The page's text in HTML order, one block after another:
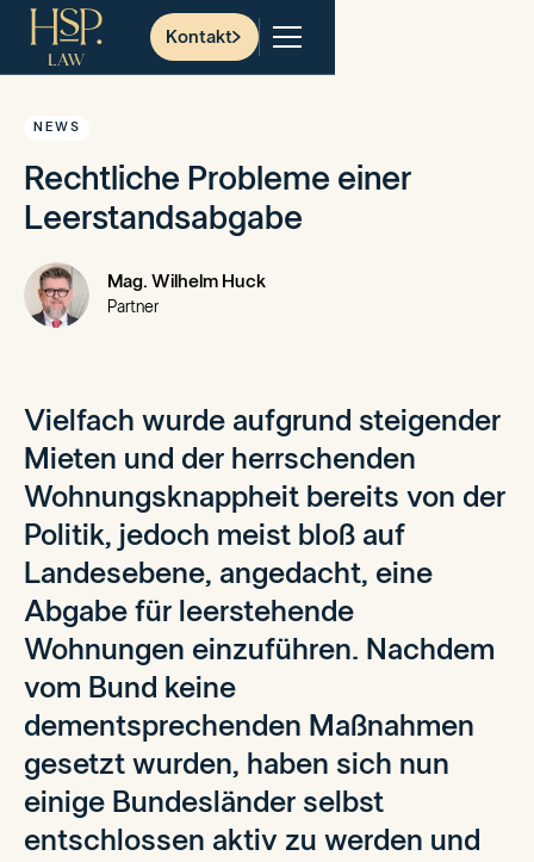
Kontakt
NEWS
Rechtliche Probleme einer
Leerstandsabgabe
Mag. Wilhelm Huck
Partner
Vielfach wurde aufgrund steigender
Mieten und der herrschenden
Wohnungsknappheit bereits von der
Politik, jedoch meist bloß auf
Landesebene, angedacht, eine
Abgabe für leerstehende
Wohnungen einzuführen. Nachdem
vom Bund keine
dementsprechenden Maßnahmen
gesetzt wurden, haben sich nun
einige Bundesländer selbst
entschlossen aktiv zu werden und